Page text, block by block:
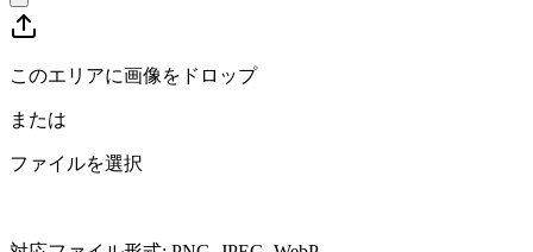
このエリアに画像をドロップ
または
ファイルを選択